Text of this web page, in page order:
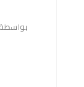
بواسطة